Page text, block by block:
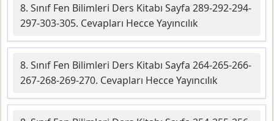
8. Sınıf Fen Bilimleri Ders Kitabı Sayfa 289-292-294-
297-303-305. Cevapları Hecce Yayıncılık
8. Sınıf Fen Bilimleri Ders Kitabı Sayfa 264-265-266-
267-268-269-270. Cevapları Hecce Yayıncılık